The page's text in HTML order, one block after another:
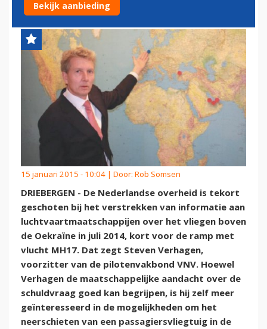
15 januari 2015 - 10:04 | Door: Rob Somsen
DRIEBERGEN - De Nederlandse overheid is tekort
geschoten bij het verstrekken van informatie aan
luchtvaartmaatschappijen over het vliegen boven
de Oekraïne in juli 2014, kort voor de ramp met
vlucht MH17. Dat zegt Steven Verhagen,
voorzitter van de pilotenvakbond VNV. Hoewel
Verhagen de maatschappelijke aandacht over de
schuldvraag goed kan begrijpen, is hij zelf meer
geïnteresseerd in de mogelijkheden om het
neerschieten van een passagiersvliegtuig in de
Bekijk aanbieding